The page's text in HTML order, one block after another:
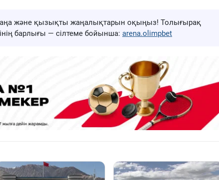
және қызықты жаңалықтарын оқыңыз! Толығырақ
барлығы — сілтеме бойынша: arena.olimpbet